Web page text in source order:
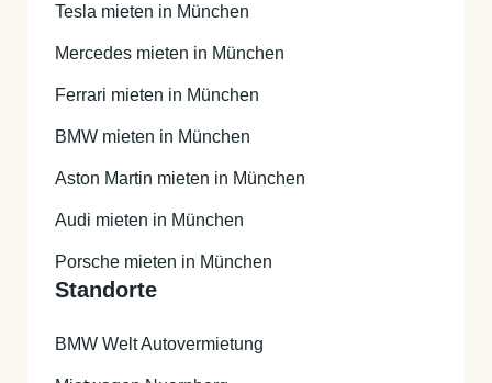
Tesla mieten in München
Mercedes mieten in München
Ferrari mieten in München
BMW mieten in München
Aston Martin mieten in München
Audi mieten in München
Porsche mieten in München
Standorte
BMW Welt Autovermietung